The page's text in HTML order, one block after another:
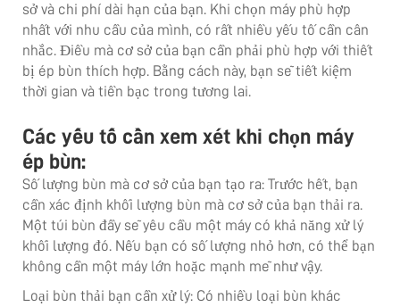
sở và chi phí dài hạn của bạn. Khi chọn máy phù hợp
nhất với nhu cầu của mình, có rất nhiều yếu tố cần cân
nhắc. Điều mà cơ sở của bạn cần phải phù hợp với thiết
bị ép bùn thích hợp. Bằng cách này, bạn sẽ tiết kiệm
thời gian và tiền bạc trong tương lai.
Các yếu tố cần xem xét khi chọn máy
ép bùn:
Số lượng bùn mà cơ sở của bạn tạo ra: Trước hết, bạn
cần xác định khối lượng bùn mà cơ sở của bạn thải ra.
Một túi bùn đầy sẽ yêu cầu một máy có khả năng xử lý
khối lượng đó. Nếu bạn có số lượng nhỏ hơn, có thể bạn
không cần một máy lớn hoặc mạnh mẽ như vậy.
Loại bùn thải bạn cần xử lý: Có nhiều loại bùn khác